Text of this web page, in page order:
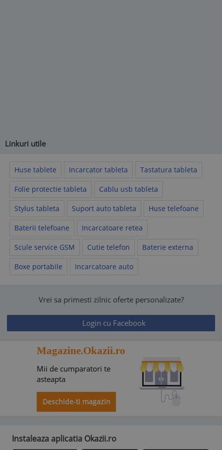
Linkuri utile
Huse tablete Incarcator tableta Tastatura tableta
Folie protectie tableta Cablu usb tableta
Stylus tableta Suport auto tableta Huse telefoane
Baterii telefoane Incarcatoare retea
Scule service GSM Cutie telefon Baterie externa
Boxe portabile Incarcatoare auto
Vrei sa primesti zilnic oferte personalizate?
Login cu Facebook
Magazine.Okazii.ro
Mii de cumparatori te
asteapta
Deschide-ti magazin
Instaleaza aplicatia Okazii.ro